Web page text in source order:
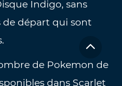
Indigo, sans
de départ qui sont
de Pokemon de
dans Scarlet